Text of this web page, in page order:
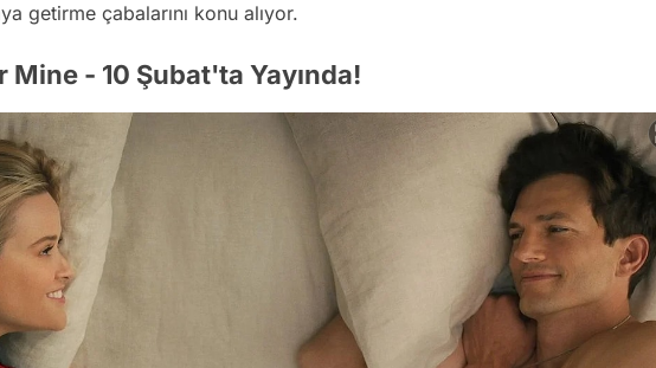
getirme çabalarını konu alıyor.
Mine - 10 Şubat'ta Yayında!